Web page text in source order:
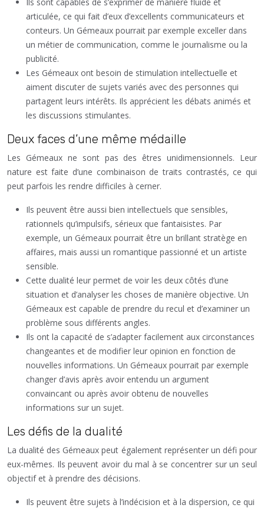
articulée, ce qui fait d’eux d’excellents communicateurs et
conteurs. Un Gémeaux pourrait par exemple exceller dans
un métier de communication, comme le journalisme ou la
publicité.
Les Gémeaux ont besoin de stimulation intellectuelle et
aiment discuter de sujets variés avec des personnes qui
partagent leurs intérêts. Ils apprécient les débats animés et
les discussions stimulantes.
Deux faces d’une même médaille
Les Gémeaux ne sont pas des êtres unidimensionnels. Leur
nature est faite d’une combinaison de traits contrastés, ce qui
peut parfois les rendre difficiles à cerner.
Ils peuvent être aussi bien intellectuels que sensibles,
rationnels qu’impulsifs, sérieux que fantaisistes. Par
exemple, un Gémeaux pourrait être un brillant stratège en
affaires, mais aussi un romantique passionné et un artiste
sensible.
Cette dualité leur permet de voir les deux côtés d’une
situation et d’analyser les choses de manière objective. Un
Gémeaux est capable de prendre du recul et d’examiner un
problème sous différents angles.
Ils ont la capacité de s’adapter facilement aux circonstances
changeantes et de modifier leur opinion en fonction de
nouvelles informations. Un Gémeaux pourrait par exemple
changer d’avis après avoir entendu un argument
convaincant ou après avoir obtenu de nouvelles
informations sur un sujet.
Les défis de la dualité
La dualité des Gémeaux peut également représenter un défi pour
eux-mêmes. Ils peuvent avoir du mal à se concentrer sur un seul
objectif et à prendre des décisions.
Ils peuvent être sujets à l’indécision et à la dispersion, ce qui